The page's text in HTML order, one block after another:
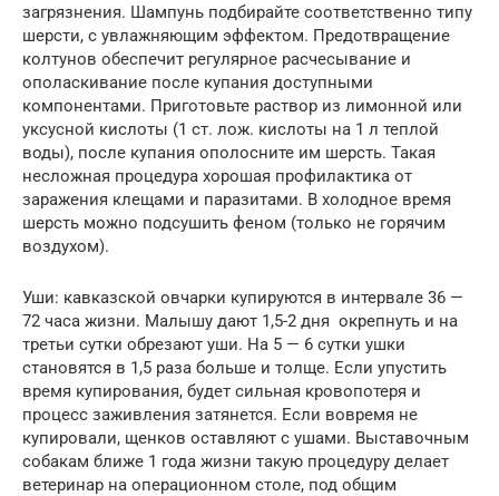
загрязнения. Шампунь подбирайте соответственно типу
шерсти, с увлажняющим эффектом. Предотвращение
колтунов обеспечит регулярное расчесывание и
ополаскивание после купания доступными
компонентами. Приготовьте раствор из лимонной или
уксусной кислоты (1 ст. лож. кислоты на 1 л теплой
воды), после купания ополосните им шерсть. Такая
несложная процедура хорошая профилактика от
заражения клещами и паразитами. В холодное время
шерсть можно подсушить феном (только не горячим
воздухом).
Уши: кавказской овчарки купируются в интервале 36 —
72 часа жизни. Малышу дают 1,5-2 дня окрепнуть и на
третьи сутки обрезают уши. На 5 — 6 сутки ушки
становятся в 1,5 раза больше и толще. Если упустить
время купирования, будет сильная кровопотеря и
процесс заживления затянется. Если вовремя не
купировали, щенков оставляют с ушами. Выставочным
собакам ближе 1 года жизни такую процедуру делает
ветеринар на операционном столе, под общим